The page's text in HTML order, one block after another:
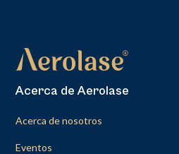
Acerca de Aerolase
Acerca de nosotros
Eventos